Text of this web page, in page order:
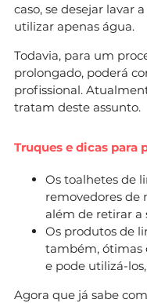
caso, se desejar lavar
utilizar apenas água.
Todavia, para um
prolongado, poderá
profissional.
tratam deste assunto.
Truques e dicas para
Os toalhetes de
removedores de
além de retirar a
Os produtos de
também, ótimas
e pode utilizá-
Agora que já sabe